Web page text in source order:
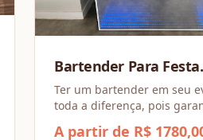
Bartender Para Festa
Premium
Ter um bartender em seu
toda a diferença, pois
A partir de R$